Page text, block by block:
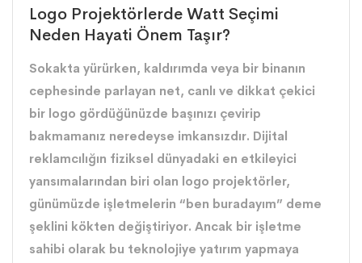
Logo Projektörlerde Watt Seçimi
Neden Hayati Önem Taşır?
Sokakta yürürken, kaldırımda veya bir binanın
cephesinde parlayan net, canlı ve dikkat çekici
bir logo gördüğünüzde başınızı çevirip
bakmamanız neredeyse imkansızdır. Dijital
reklamcılığın fiziksel dünyadaki en etkileyici
yansımalarından biri olan logo projektörler,
günümüzde işletmelerin “ben buradayım” deme
şeklini kökten değiştiriyor. Ancak bir işletme
sahibi olarak bu teknolojiye yatırım yapmaya